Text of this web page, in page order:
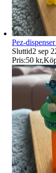
Pez-
Sluttid2 sep
Pris:50 kr,